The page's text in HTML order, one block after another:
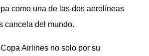
como una de las dos aerolíneas
cancela del mundo.
Airlines no solo por su